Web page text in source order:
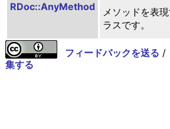
RDoc::AnyMethod
メソッドを表
ラスです。
フィードバックを送る /
集する